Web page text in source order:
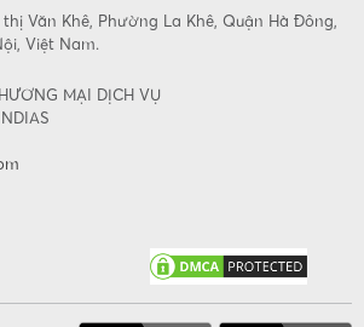
thị Văn Khê, Phường La Khê, Quận Hà Đông,
Việt Nam.
MẠI DỊCH VỤ